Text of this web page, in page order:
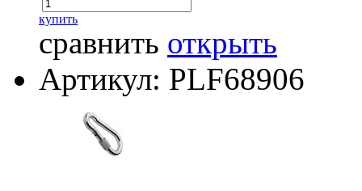
купить
сравнить открыть
Артикул: PLF68906